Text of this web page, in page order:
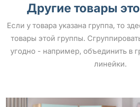
Другие товары
Если у товара указана группа, то
товары этой группы.
угодно - например, объединить в
линейки.